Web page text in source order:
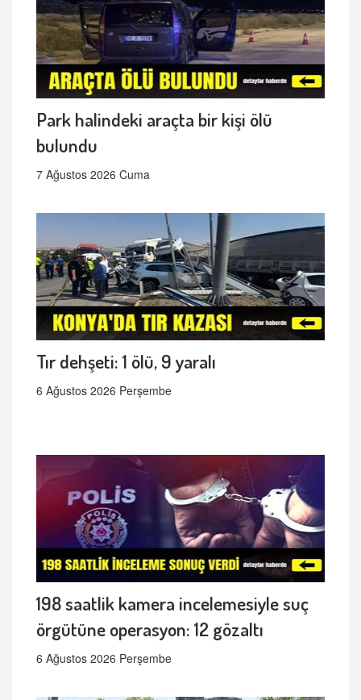
Park halindeki araçta bir kişi ölü
bulundu
7 Ağustos 2026 Cuma
Tır dehşeti: 1 ölü, 9 yaralı
6 Ağustos 2026 Perşembe
198 saatlik kamera incelemesiyle suç
örgütüne operasyon: 12 gözaltı
6 Ağustos 2026 Perşembe